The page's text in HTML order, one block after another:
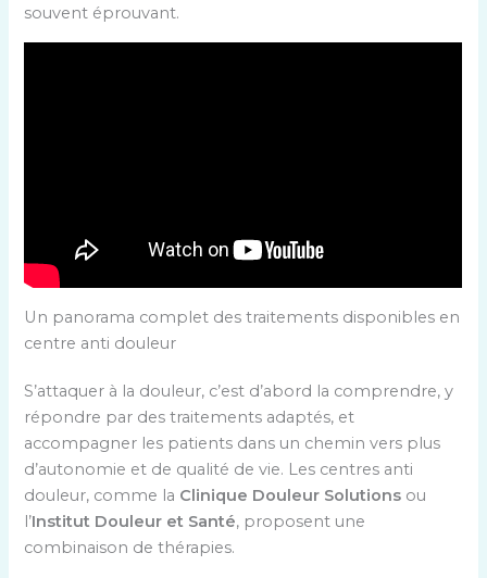
souvent éprouvant.
Un panorama complet des traitements disponibles en
centre anti douleur
S’attaquer à la douleur, c’est d’abord la comprendre, y
répondre par des traitements adaptés, et
accompagner les patients dans un chemin vers plus
d’autonomie et de qualité de vie. Les centres anti
douleur, comme la Clinique Douleur Solutions ou
l’Institut Douleur et Santé, proposent une
combinaison de thérapies.